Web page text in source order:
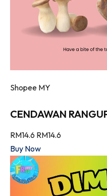
Shopee MY
CENDAWAN
RM14.6 RM14.6
Buy Now